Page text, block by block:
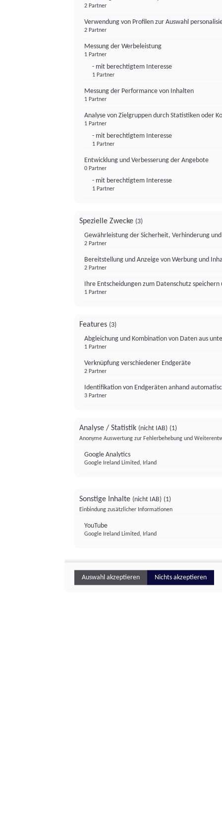
2 Partner
Verwendung von Profilen zur Auswahl
2 Partner
Messung der Werbeleistung
1 Partner
- mit berechtigtem Interesse
1 Partner
Messung der Performance von Inhalten
1 Partner
Analyse von Zielgruppen durch Statistiken oder
1 Partner
- mit berechtigtem Interesse
1 Partner
Entwicklung und Verbesserung der Angebote
0 Partner
- mit berechtigtem Interesse
1 Partner
Spezielle Zwecke (3)
Gewährleistung der Sicherheit, Verhinderung
2 Partner
Bereitstellung und Anzeige von Werbung und
2 Partner
Ihre Entscheidungen zum Datenschutz
1 Partner
Features (3)
Abgleichung und Kombination von Daten aus
1 Partner
Verknüpfung verschiedener Endgeräte
2 Partner
Identifikation von Endgeräten anhand
3 Partner
Analyse / Statistik (nicht IAB) (1)
Anonyme Auswertung zur Fehlerbehebung und
Google Analytics
Google Ireland Limited, Irland
Sonstige Inhalte (nicht IAB) (1)
Einbindung zusätzlicher Informationen
YouTube
Google Ireland Limited, Irland
Auswahl akzeptieren Nichts akzeptieren